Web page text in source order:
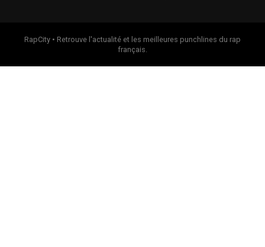
RapCity • Retrouve l'actualité et les meilleures punchlines du rap
français.